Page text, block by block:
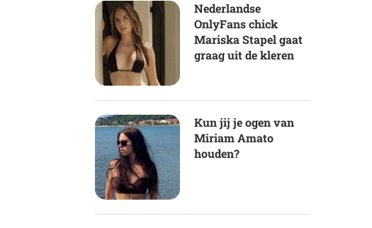
Nederlandse
OnlyFans chick
Mariska Stapel gaat
graag uit de kleren
Kun jij je ogen van
Miriam Amato
houden?